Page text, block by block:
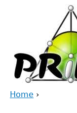
Home ›